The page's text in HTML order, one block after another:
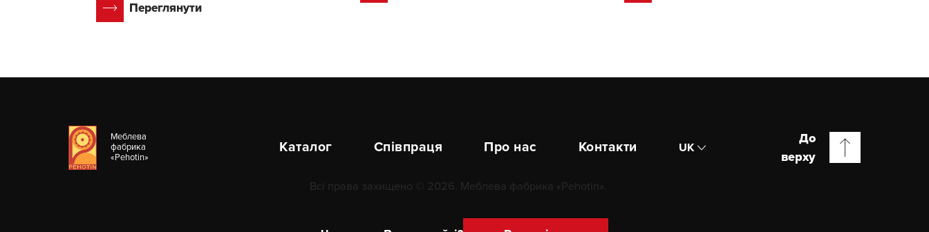
Переглянути
Меблева
фабрика
«Pehotin»
Каталог Співпраця Про нас Контакти
Всі права захищено © 2026. Меблева фабрика «Pehotin».
UK
До
верху